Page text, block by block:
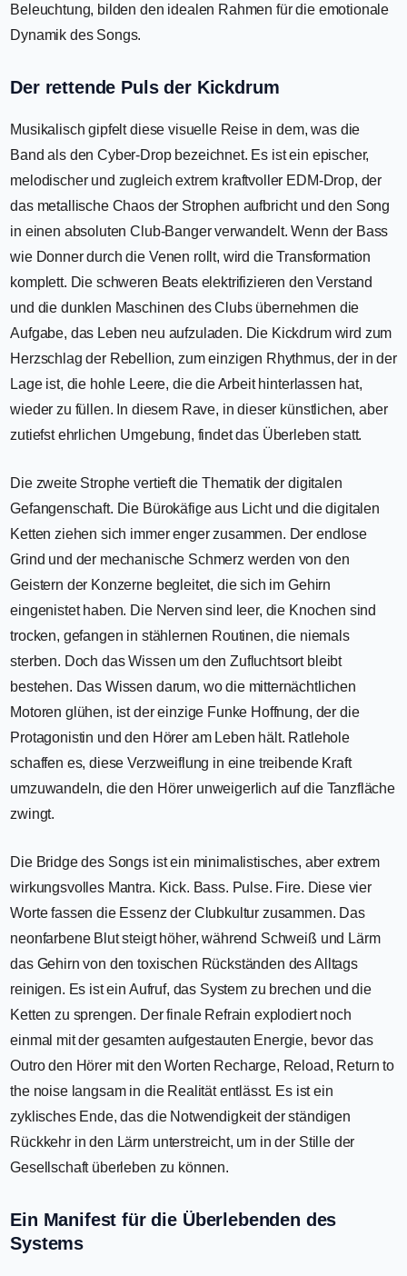
Beleuchtung, bilden den idealen Rahmen für die emotionale
Dynamik des Songs.
Der rettende Puls der Kickdrum
Musikalisch gipfelt diese visuelle Reise in dem, was die
Band als den Cyber-Drop bezeichnet. Es ist ein epischer,
melodischer und zugleich extrem kraftvoller EDM-Drop, der
das metallische Chaos der Strophen aufbricht und den Song
in einen absoluten Club-Banger verwandelt. Wenn der Bass
wie Donner durch die Venen rollt, wird die Transformation
komplett. Die schweren Beats elektrifizieren den Verstand
und die dunklen Maschinen des Clubs übernehmen die
Aufgabe, das Leben neu aufzuladen. Die Kickdrum wird zum
Herzschlag der Rebellion, zum einzigen Rhythmus, der in der
Lage ist, die hohle Leere, die die Arbeit hinterlassen hat,
wieder zu füllen. In diesem Rave, in dieser künstlichen, aber
zutiefst ehrlichen Umgebung, findet das Überleben statt.
Die zweite Strophe vertieft die Thematik der digitalen
Gefangenschaft. Die Bürokäfige aus Licht und die digitalen
Ketten ziehen sich immer enger zusammen. Der endlose
Grind und der mechanische Schmerz werden von den
Geistern der Konzerne begleitet, die sich im Gehirn
eingenistet haben. Die Nerven sind leer, die Knochen sind
trocken, gefangen in stählernen Routinen, die niemals
sterben. Doch das Wissen um den Zufluchtsort bleibt
bestehen. Das Wissen darum, wo die mitternächtlichen
Motoren glühen, ist der einzige Funke Hoffnung, der die
Protagonistin und den Hörer am Leben hält. Ratlehole
schaffen es, diese Verzweiflung in eine treibende Kraft
umzuwandeln, die den Hörer unweigerlich auf die Tanzfläche
zwingt.
Die Bridge des Songs ist ein minimalistisches, aber extrem
wirkungsvolles Mantra. Kick. Bass. Pulse. Fire. Diese vier
Worte fassen die Essenz der Clubkultur zusammen. Das
neonfarbene Blut steigt höher, während Schweiß und Lärm
das Gehirn von den toxischen Rückständen des Alltags
reinigen. Es ist ein Aufruf, das System zu brechen und die
Ketten zu sprengen. Der finale Refrain explodiert noch
einmal mit der gesamten aufgestauten Energie, bevor das
Outro den Hörer mit den Worten Recharge, Reload, Return to
the noise langsam in die Realität entlässt. Es ist ein
zyklisches Ende, das die Notwendigkeit der ständigen
Rückkehr in den Lärm unterstreicht, um in der Stille der
Gesellschaft überleben zu können.
Ein Manifest für die Überlebenden des
Systems